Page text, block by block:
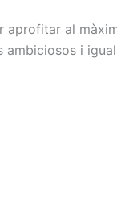
aprofitar al
ambiciosos i